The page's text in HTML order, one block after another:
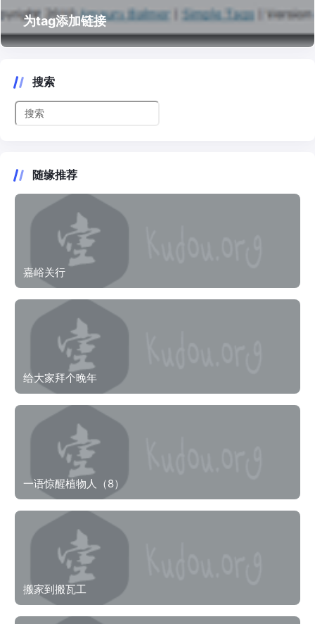
为tag添加链接
搜索
随缘推荐
嘉峪关行
给大家拜个晚年
一语惊醒植物人（8）
搬家到搬瓦工